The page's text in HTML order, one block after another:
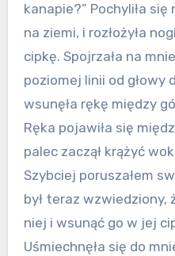
kanapie?” Pochyliła
na ziemi, i rozłożyła
cipkę. Spojrzała na
poziomej linii od głowy
wsunęła rękę między
Ręka pojawiła się
palec zaczął krążyć
Szybciej poruszałem
był teraz wzwiedziony,
niej i wsunąć go w jej
Uśmiechnęła się do